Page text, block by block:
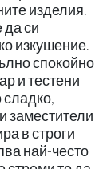
изделия.
да си
изкушение.
спокойно
и тестени
сладко,
заместители
в строги
най-често